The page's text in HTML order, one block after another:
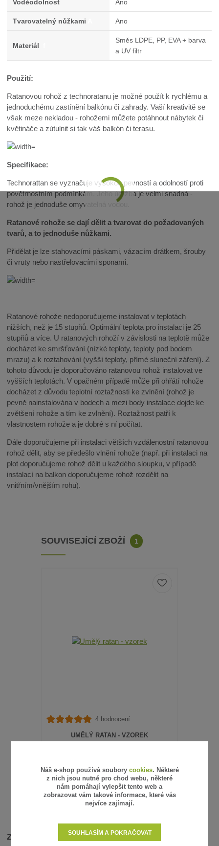
Voděodolnost Ano
Tvarovatelný nůžkami Ano
Materiál
Směs LDPE, PP, EVA + barva
a UV filtr
Použití:
Ratanovou rohož z technoratanu je možné použít k rychlému a
jednoduchému zastínění balkónu či zahrady. Vaší kreativitě se
však meze nekladou - rohožemi můžete potáhnout nábytek či
květináče a zútulnit si tak váš balkón či terasu.
Specifikace:
Technorattan se vyznačuje vysokou pevností a odolností proti
povětrnostním podmínkám. Jeho údržba je velmi snadná -
rohož je jednoduše omyvatelná vodou.
Ratanové rohože se dají dělit a tvarovat do požadovaných
tvarů, a to jednoduše nůžkami.
Přidělat je lze stahovacími páskami, vázacím drátkem, šrouby
či vruty nebo nastřelovacími sponami.
Ratanové rohože nedoporučujeme instalovat v teplotách
nižších, než je 15 stupňů. Optimální teplota pro instalaci je 25
stupňů a více. U ratanových rohoží v závislosti na teplotě může
docházet ke smršťování (nízké teploty, teploty pod bodem
mrazu) a k roztahování (vyšší teploty, přímé sluneční záření). Z
tohoto důvodu je doporučováno ratanovou rohož instalovat ve
vyšších teplotách. V opačném případě může při ohřátí rohože
docházet z důvodu teplotní roztažnosti ke zvlnění (rohož je
pevně nainstalována v bodech a mezi body instalace dojde ke
zvětšení rohože a tím ke zvlnění). Roztažnost patří k
vlastnostem rohože a je dobré s ní počítat.
Dále doporučujeme při instalaci větších vzdálenostní ratanovou
rohož dělit, aby se předešlo vlnění rohože (např. při instalaci na
plot doporučujeme rohož dělit u každého sloupku, v případě
instalací na balkon doporučujeme rohož rozdělit na
vnitřním/vnějším rohu).
SOUVISEJÍCÍ ZBOŽÍ 1
4 hodnocení
UMĚLÝ RATAN - VZOREK
ZVOLIT VARIANTU
ZBOŽÍ ZAŘAZENO V KATEGORIÍCH
Náš e-shop používá soubory cookies. Některé
z nich jsou nutné pro chod webu, některé
nám pomáhají vylepšit tento web a
zobrazovat vám takové informace, které vás
nejvíce zajímají.
SOUHLASÍM A POKRAČOVAT